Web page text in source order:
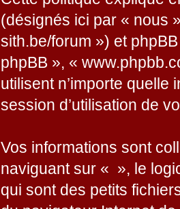
(désignés ici par « nous
sith.be/forum ») et
phpBB », «
utilisent n’importe quelle
session d’utilisation de
Vos informations sont
naviguant sur « », le
qui sont des petits